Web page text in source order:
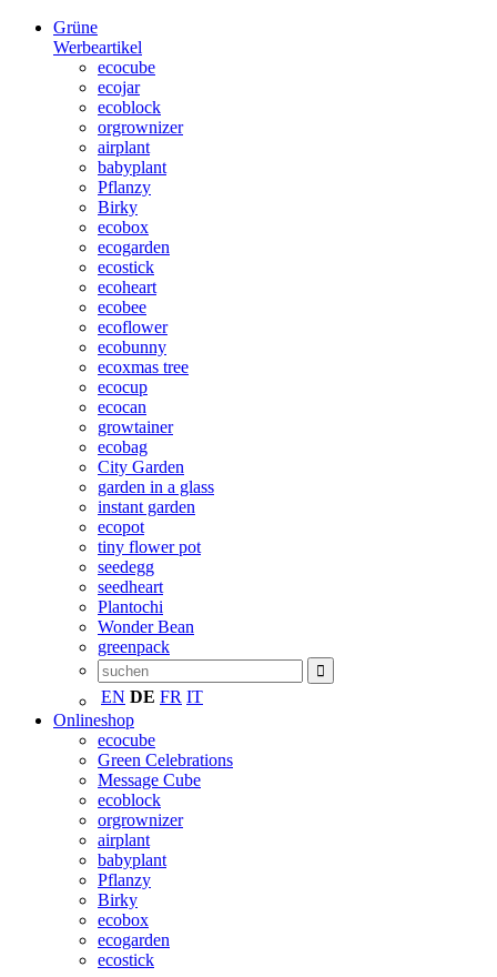
Grüne
Werbeartikel
ecocube
ecojar
ecoblock
orgrownizer
airplant
babyplant
Pflanzy
Birky
ecobox
ecogarden
ecostick
ecoheart
ecobee
ecoflower
ecobunny
ecoxmas tree
ecocup
ecocan
growtainer
ecobag
City Garden
garden in a glass
instant garden
ecopot
tiny flower pot
seedegg
seedheart
Plantochi
Wonder Bean
greenpack
EN DE FR IT
Onlineshop
ecocube
Green Celebrations
Message Cube
ecoblock
orgrownizer
airplant
babyplant
Pflanzy
Birky
ecobox
ecogarden
ecostick